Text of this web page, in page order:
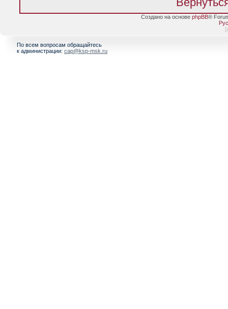
Создано на основе phpBB®
[
По всем вопросам обращайтесь
к администрации: cap@ksp-msk.ru